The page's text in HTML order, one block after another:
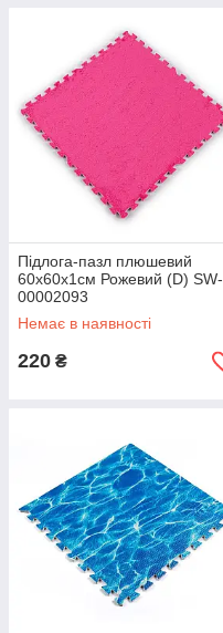
Підлога-пазл плюшевий
60х60х1см Рожевий (D) SW-
00002093
Немає в наявності
220 ₴